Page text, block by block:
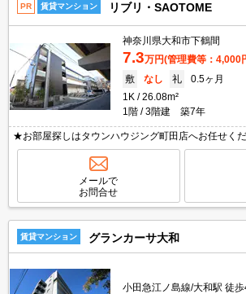
PR 賃貸マンション リブリ・SAOTOME
神奈川県大和市下鶴間
7.3万円(管理費等：4,000
敷
なし 礼
0.5ヶ月
1K
26.08m²
1階
3階建 築7年
★お部屋探しはタウンハウジング町田店へお任せくだ
件にピッタリなお部屋をご紹介可能です！！お引越
伝いさせていただきます！！★
メールで
お問合せ
賃貸マンション グランカーサ大和
小田急江ノ島線/大和駅 徒